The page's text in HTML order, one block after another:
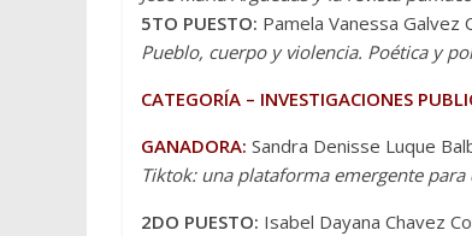
5TO PUESTO: Pamela Vanessa Galvez
Pueblo, cuerpo y violencia. Poética y
CATEGORÍA – INVESTIGACIONES
GANADORA: Sandra Denisse Luque
Tiktok: una plataforma emergente
2DO PUESTO: Isabel Dayana Chavez